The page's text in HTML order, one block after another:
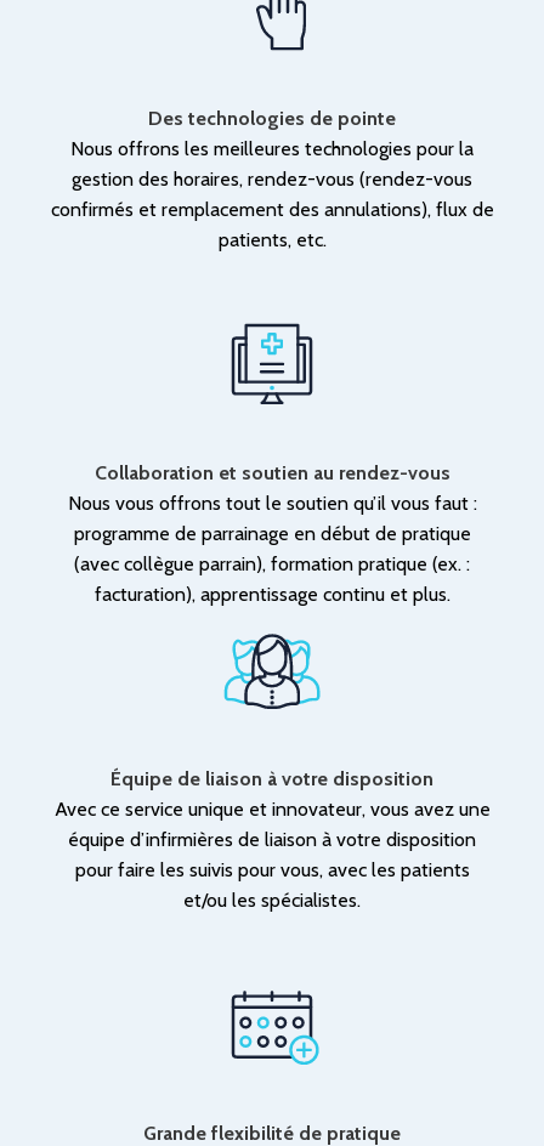
Des technologies de pointe
Nous offrons les meilleures technologies pour la
gestion des horaires, rendez-vous (rendez-vous
confirmés et remplacement des annulations), flux de
patients, etc.
Collaboration et soutien au rendez-vous
Nous vous offrons tout le soutien qu’il vous faut :
programme de parrainage en début de pratique
(avec collègue parrain), formation pratique (ex. :
facturation), apprentissage continu et plus.
Équipe de liaison à votre disposition
Avec ce service unique et innovateur, vous avez une
équipe d’infirmières de liaison à votre disposition
pour faire les suivis pour vous, avec les patients
et/ou les spécialistes.
Grande flexibilité de pratique